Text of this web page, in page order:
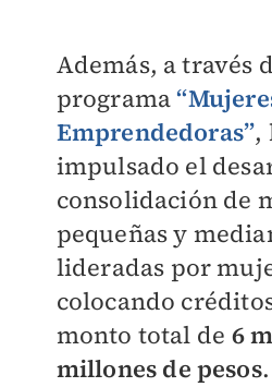
Además, a través
programa
Emprendedoras”,
impulsado el
consolidación de
pequeñas y
lideradas por
colocando
monto total de 6
millones de pesos.